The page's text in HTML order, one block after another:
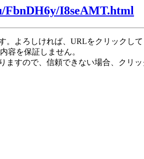
I8seAMT.html
。よろしければ、URLをクリックして
容を保証しません。
ますので、信頼できない場合、クリッ